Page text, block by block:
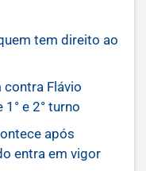
tem direito ao
contra Flávio
e 2° turno
após
entra em vigor